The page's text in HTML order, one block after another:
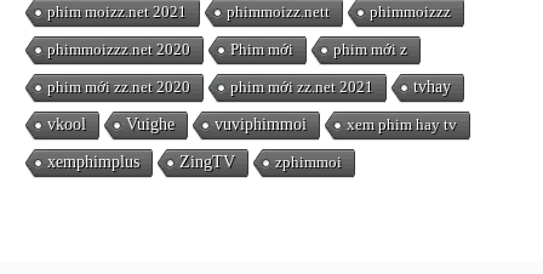
phim moizz.net 2021 phimmoizz.nett phimmoizzz
phimmoizzz.net 2020 Phim mới phim mới z
phim mới zz.net 2020 phim mới zz.net 2021 tvhay
vkool Vuighe vuviphimmoi xem phim hay tv
xemphimplus ZingTV zphimmoi